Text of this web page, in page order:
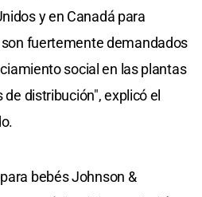
y en Canadá para
fuertemente demandados
social en las plantas
distribución", explicó el
bebés Johnson &